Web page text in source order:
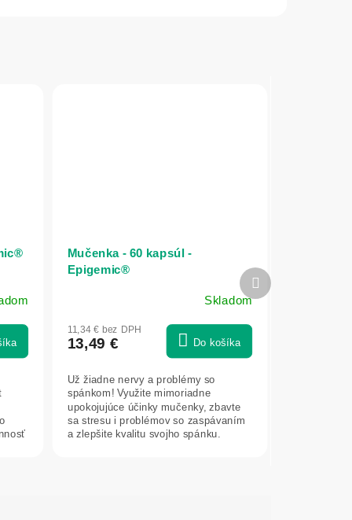
Mučenka - 60 kapsúl -
Epigemic®
produktu
z
5
hviezdičiek.
Skladom
11,34 € bez DPH
13,49 € Do košíka
Už žiadne nervy a problémy so
spánkom! Využite mimoriadne
upokojujúce účinky mučenky, zbavte
sa stresu i problémov so zaspávaním
a zlepšite kvalitu svojho spánku.
Ďalší
produkt